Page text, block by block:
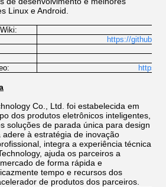
Linux e Android.
https://
https://
Co., Ltd. foi estabelecida em
dos produtos eletrônicos inteligentes,
soluções de parada única para design
à estratégia de inovação
integra a experiência técnica
ajuda os parceiros a
de forma rápida e
tempo e recursos dos
de produtos dos parceiros.